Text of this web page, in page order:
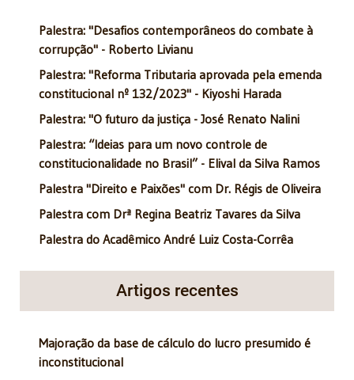
Palestra: "Desafios contemporâneos do combate à
corrupção" - Roberto Livianu
Palestra: "Reforma Tributaria aprovada pela emenda
constitucional nº 132/2023" - Kiyoshi Harada
Palestra: "O futuro da justiça - José Renato Nalini
Palestra: “Ideias para um novo controle de
constitucionalidade no Brasil” - Elival da Silva Ramos
Palestra "Direito e Paixões" com Dr. Régis de Oliveira
Palestra com Drª Regina Beatriz Tavares da Silva
Palestra do Acadêmico André Luiz Costa-Corrêa
Artigos recentes
Majoração da base de cálculo do lucro presumido é
inconstitucional